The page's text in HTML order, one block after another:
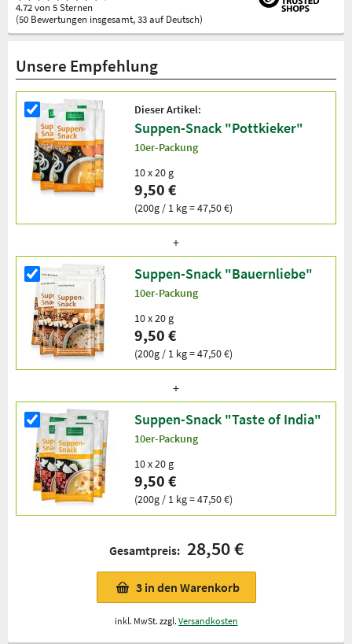
4.72 von 5 Sternen
(50 Bewertungen insgesamt, 33 auf Deutsch)
Unsere Empfehlung
Dieser Artikel:
Suppen-Snack "Pottkieker"
10er-Packung
10 x 20 g
9,50 €
(200g / 1 kg = 47,50 €)
Suppen-Snack "Bauernliebe"
10er-Packung
10 x 20 g
9,50 €
(200g / 1 kg = 47,50 €)
Suppen-Snack "Taste of India"
10er-Packung
10 x 20 g
9,50 €
(200g / 1 kg = 47,50 €)
Gesamtpreis: 28,50 €
3 in den Warenkorb
inkl. MwSt. zzgl. Versandkosten